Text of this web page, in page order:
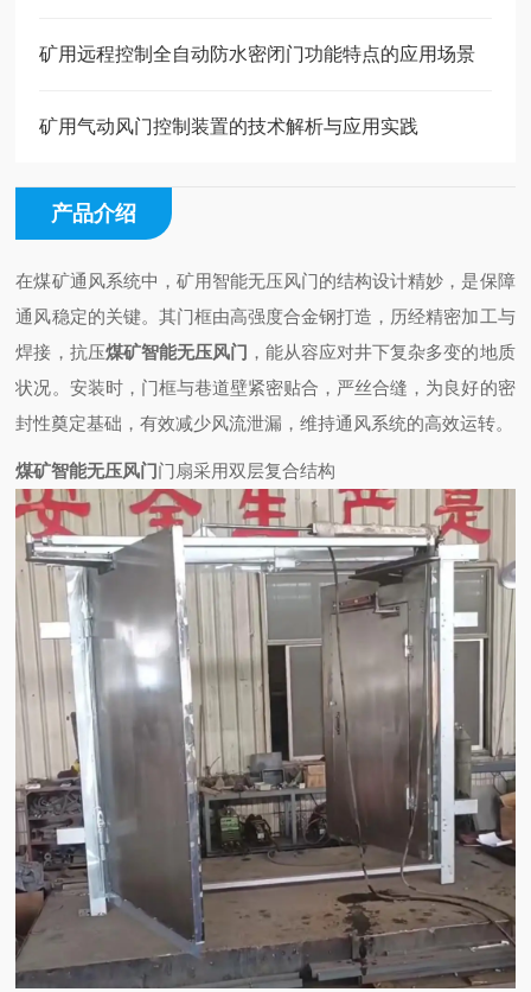
矿用远程控制全自动防水密闭门功能特点的应用场景
矿用气动风门控制装置的技术解析与应用实践
产品介绍
在煤矿通风系统中，矿用智能无压风门的结构设计精妙，是保障
通风稳定的关键。其门框由高强度合金钢打造，历经精密加工与
焊接，抗压煤矿智能无压风门 ，能从容应对井下复杂多变的地质
状况。安装时，门框与巷道壁紧密贴合，严丝合缝，为良好的密
封性奠定基础，有效减少风流泄漏，维持通风系统的高效运转。
煤矿智能无压风门门扇采用双层复合结构